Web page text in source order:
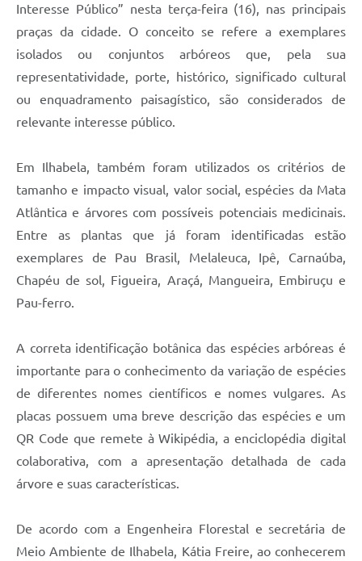
Interesse Público” nesta terça-feira (16), nas principais
praças da cidade. O conceito se refere a exemplares
isolados ou conjuntos arbóreos que, pela sua
representatividade, porte, histórico, significado cultural
ou enquadramento paisagístico, são considerados de
relevante interesse público.
Em Ilhabela, também foram utilizados os critérios de
tamanho e impacto visual, valor social, espécies da Mata
Atlântica e árvores com possíveis potenciais medicinais.
Entre as plantas que já foram identificadas estão
exemplares de Pau Brasil, Melaleuca, Ipê, Carnaúba,
Chapéu de sol, Figueira, Araçá, Mangueira, Embiruçu e
Pau-ferro.
A correta identificação botânica das espécies arbóreas é
importante para o conhecimento da variação de espécies
de diferentes nomes científicos e nomes vulgares. As
placas possuem uma breve descrição das espécies e um
QR Code que remete à Wikipédia, a enciclopédia digital
colaborativa, com a apresentação detalhada de cada
árvore e suas características.
De acordo com a Engenheira Florestal e secretária de
Meio Ambiente de Ilhabela, Kátia Freire, ao conhecerem